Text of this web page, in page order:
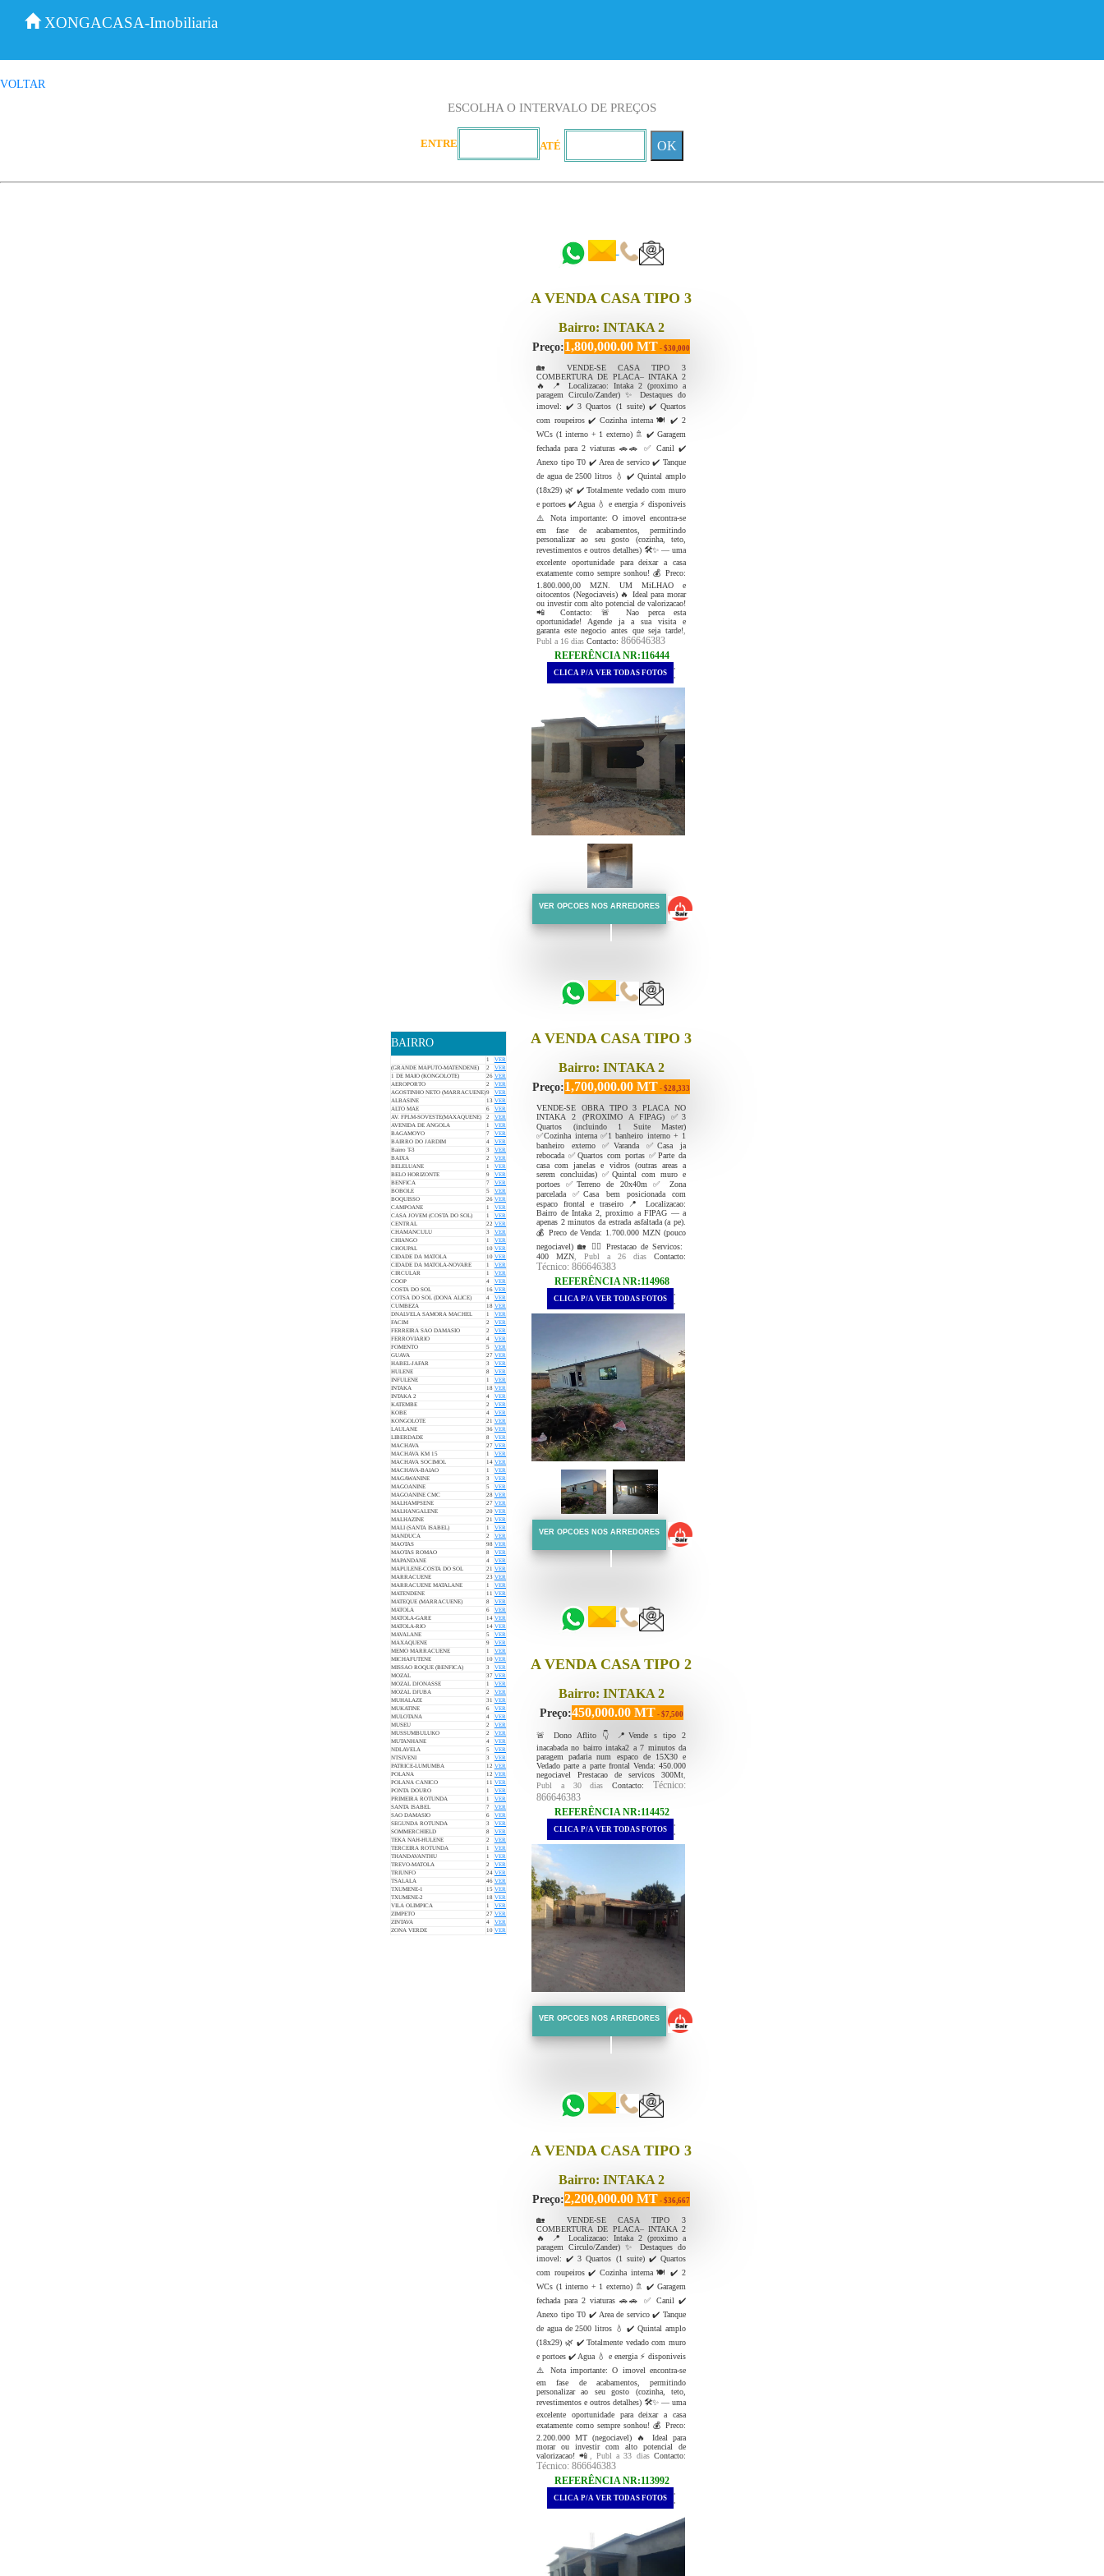
XONGACASA-Imobiliaria
VOLTAR
ESCOLHA O INTERVALO DE PREÇOS
ENTRE ATÉ OK
BAIRRO
1
VER
(GRANDE MAPUTO-MATENDENE)
2
VER
1 DE MAIO (KONGOLOTE)
26 VER
AEROPORTO
2
VER
AGOSTINHO NETO (MARRACUENE)9
VER
ALBASINE
13 VER
ALTO MAE
6
VER
AV. FPLM-SOVESTE(MAXAQUENE)
2
VER
AVENIDA DE ANGOLA
1
VER
BAGAMOYO
7
VER
BAIRRO DO JARDIM
4
VER
Bairro T-3
3
VER
BAIXA
2
VER
BELELUANE
1
VER
BELO HORIZONTE
9
VER
BENFICA
7
VER
BOBOLE
5
VER
BOQUISSO
26 VER
CAMPOANE
1
VER
CASA JOVEM (COSTA DO SOL)
1
VER
CENTRAL
22 VER
CHAMANCULU
3
VER
CHIANGO
1
VER
CHOUPAL
10 VER
CIDADE DA MATOLA
10 VER
CIDADE DA MATOLA-NOVARE
1
VER
CIRCULAR
1
VER
COOP
4
VER
COSTA DO SOL
16 VER
COTSA DO SOL (DONA ALICE)
4
VER
CUMBEZA
18 VER
DNALVELA SAMORA MACHEL
1
VER
FACIM
2
VER
FERREIRA SAO DAMASIO
2
VER
FERROVIARIO
4
VER
FOMENTO
5
VER
GUAVA
27 VER
HABEL-JAFAR
3
VER
HULENE
8
VER
INFULENE
1
VER
INTAKA
18 VER
INTAKA 2
4
VER
KATEMBE
2
VER
KOBE
4
VER
KONGOLOTE
21 VER
LAULANE
36 VER
LIBERDADE
8
VER
MACHAVA
27 VER
MACHAVA KM 15
1
VER
MACHAVA SOCIMOL
14 VER
MACHAVA-BAIAO
1
VER
MAGAWANINE
3
VER
MAGOANINE
5
VER
MAGOANINE CMC
28 VER
MALHAMPSENE
27 VER
MALHANGALENE
20 VER
MALHAZINE
21 VER
MALI (SANTA ISABEL)
1
VER
MANDUCA
2
VER
MAOTAS
98 VER
MAOTAS ROMAO
8
VER
MAPANDANE
4
VER
MAPULENE-COSTA DO SOL
21 VER
MARRACUENE
23 VER
MARRACUENE MATALANE
1
VER
MATENDENE
11 VER
MATEQUE (MARRACUENE)
8
VER
MATOLA
6
VER
MATOLA-GARE
14 VER
MATOLA-RIO
14 VER
MAVALANE
5
VER
MAXAQUENE
9
VER
MEMO MARRACUENE
1
VER
MICHAFUTENE
10 VER
MISSAO ROQUE (BENFICA)
3
VER
MOZAL
37 VER
MOZAL DJONASSE
1
VER
MOZAL DJUBA
2
VER
MUHALAZE
31 VER
MUKATINE
6
VER
MULOTANA
4
VER
MUSEU
2
VER
MUSSUMBULUKO
2
VER
MUTANHANE
4
VER
NDLAVELA
5
VER
NTSIVENI
3
VER
PATRICE-LUMUMBA
12 VER
POLANA
12 VER
POLANA CANICO
11 VER
PONTA DOURO
1
VER
PRIMEIRA ROTUNDA
1
VER
SANTA ISABEL
7
VER
SAO DAMASIO
6
VER
SEGUNDA ROTUNDA
3
VER
SOMMERCHIELD
8
VER
TEKA NAH-HULENE
2
VER
TERCEIRA ROTUNDA
1
VER
THANDAVANTHU
1
VER
TREVO-MATOLA
2
VER
TRIUNFO
24 VER
TSALALA
46 VER
TXUMENE-1
15 VER
TXUMENE-2
18 VER
VILA OLIMPICA
1
VER
ZIMPETO
27 VER
ZINTAVA
4
VER
ZONA VERDE
10 VER
A VENDA CASA TIPO 3
Bairro: INTAKA 2
Preço:1,800,000.00 MT - $30,000
🏡 VENDE-SE CASA TIPO 3
COMBERTURA DE PLACA– INTAKA 2
🔥 📍 Localizacao: Intaka 2 (proximo a
paragem Circulo/Zander) ✨ Destaques do
imovel: ✔️ 3 Quartos (1 suite) ✔️ Quartos
com roupeiros ✔️ Cozinha interna 🍽️ ✔️ 2
WCs (1 interno + 1 externo) 🚿 ✔️ Garagem
fechada para 2 viaturas 🚗🚗 ✅ Canil ✔️
Anexo tipo T0 ✔️ Area de servico ✔️ Tanque
de agua de 2500 litros 💧 ✔️ Quintal amplo
(18x29) 🌿 ✔️ Totalmente vedado com muro
e portoes ✔️ Agua 💧 e energia ⚡ disponiveis
⚠️ Nota importante: O imovel encontra-se
em fase de acabamentos, permitindo
personalizar ao seu gosto (cozinha, teto,
revestimentos e outros detalhes) 🛠️✨ — uma
excelente oportunidade para deixar a casa
exatamente como sempre sonhou! 💰 Preco:
1.800.000,00 MZN. UM MiLHAO e
oitocentos (Negociaveis) 🔥 Ideal para morar
ou investir com alto potencial de valorizacao!
📲 Contacto: 🚨 Nao perca esta
oportunidade! Agende ja a sua visita e
garanta este negocio antes que seja tarde!
Publ a 16 dias Contacto: 866646383
REFERÊNCIA NR:116444
.
CLICA P/A VER TODAS FOTOS .
VER OPCOES NOS ARREDORES
A VENDA CASA TIPO 3
Bairro: INTAKA 2
Preço:1,700,000.00 MT - $28,333
VENDE-SE OBRA TIPO 3 PLACA NO
INTAKA 2 (PROXIMO A FIPAG) ✅3
Quartos (incluindo 1 Suite Master)
✅Cozinha interna ✅1 banheiro interno + 1
banheiro externo ✅Varanda ✅Casa ja
rebocada ✅Quartos com portas ✅Parte da
casa com janelas e vidros (outras areas a
serem concluidas) ✅Quintal com muro e
portoes ✅Terreno de 20x40m ✅ Zona
parcelada ✅Casa bem posicionada com
espaco frontal e traseiro 📍 Localizacao:
Bairro de Intaka 2, proximo a FIPAG — a
apenas 2 minutos da estrada asfaltada (a pe).
💰 Preco de Venda: 1.700.000 MZN (pouco
negociavel) 🏡 👷‍♂️ Prestacao de Servicos:
400 MZN , Publ a 26 dias Contacto:
Técnico: 866646383
REFERÊNCIA NR:114968
.
CLICA P/A VER TODAS FOTOS .
VER OPCOES NOS ARREDORES
A VENDA CASA TIPO 2
Bairro: INTAKA 2
Preço:450,000.00 MT - $7,500
🚨 Dono Aflito 👇 📍Vende s tipo 2
inacabada no bairro intaka2 a 7 minutos da
paragem padaria num espaco de 15X30 e
Vedado parte a parte frontal Venda: 450.000
negociavel Prestacao de servicos 300Mt
Publ a 30 dias Contacto:Técnico:
866646383
REFERÊNCIA NR:114452
.
CLICA P/A VER TODAS FOTOS .
VER OPCOES NOS ARREDORES
A VENDA CASA TIPO 3
Bairro: INTAKA 2
Preço:2,200,000.00 MT - $36,667
🏡 VENDE-SE CASA TIPO 3
COMBERTURA DE PLACA– INTAKA 2
🔥 📍 Localizacao: Intaka 2 (proximo a
paragem Circulo/Zander) ✨ Destaques do
imovel: ✔️ 3 Quartos (1 suite) ✔️ Quartos
com roupeiros ✔️ Cozinha interna 🍽️ ✔️ 2
WCs (1 interno + 1 externo) 🚿 ✔️ Garagem
fechada para 2 viaturas 🚗🚗 ✅ Canil ✔️
Anexo tipo T0 ✔️ Area de servico ✔️ Tanque
de agua de 2500 litros 💧 ✔️ Quintal amplo
(18x29) 🌿 ✔️ Totalmente vedado com muro
e portoes ✔️ Agua 💧 e energia ⚡ disponiveis
⚠️ Nota importante: O imovel encontra-se
em fase de acabamentos, permitindo
personalizar ao seu gosto (cozinha, teto,
revestimentos e outros detalhes) 🛠️✨ — uma
excelente oportunidade para deixar a casa
exatamente como sempre sonhou! 💰 Preco:
2.200.000 MT (negociavel) 🔥 Ideal para
morar ou investir com alto potencial de
valorizacao! 📲
, Publ a 33 diasContacto:
Técnico: 866646383
REFERÊNCIA NR:113992
.
CLICA P/A VER TODAS FOTOS .